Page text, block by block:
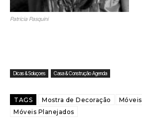
Patrícia Pasquini
Dicas & Soluçoes Casa & Construção Agenda
TAGS Mostra de Decoração
Móveis
Móveis Planejados